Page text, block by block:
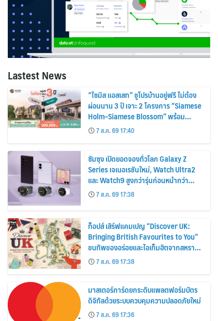
Lastest News
“ไซมิส แอสเสท” ชูโปรบ้านอยู่ฟรี ไม่ต้อง
ผ่อนนาน 3 ปี เจาะ 2 โครงการ “Siamese
Holm–Siamese Blossom” พร้อม
ส่วนลดและสิทธิพิเศษถึง 31 สิงหาคม
2569
7 ส.ค. 69 17:40
ซัมซุง เปิดยอดจองทั่วโลก Galaxy Z
Series เจเนอเรชันใหม่, Watch Ultra2
และ Watch9 สูงกว่ารุ่นก่อนหน้ากว่า
30%7 ส.ค. 69 17:38
ท็อปส์ เสิร์ฟแคมเปญ “Discover UK:
Bringing British Favourites to You”
ขนทัพของอร่อยและไอเท็มฮิตจากสหราช
อาณาจักร ส่งตรงถึงมือตั้งแต่วันนี้ – 18
สิงหาคมนี้
7 ส.ค. 69 17:38
มาสเตอร์การ์ดยกระดับแพลตฟอร์มบัตร
ดิจิทัลด้วยระบบควบคุมความปลอดภัยใหม่
7 ส.ค. 69 17:36